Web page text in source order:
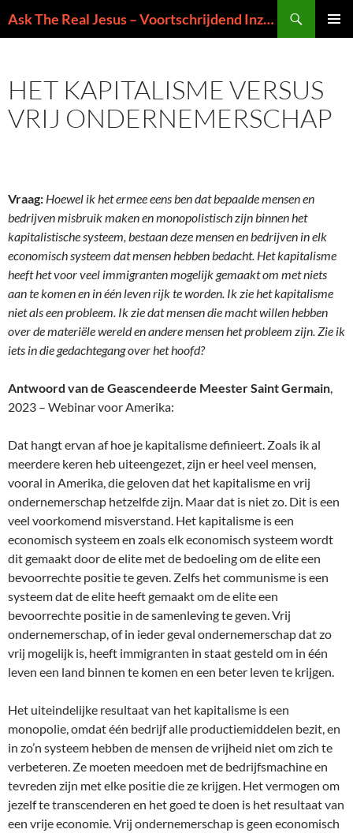
naar
Ask The Real Jesus – Voortschrijdend Inzicht in de Zin van het Leven
HET KAPITALISME VERSUS
VRIJ ONDERNEMERSCHAP
Vraag: Hoewel ik het ermee eens ben dat bepaalde mensen en
bedrijven misbruik maken en monopolistisch zijn binnen het
kapitalistische systeem, bestaan deze mensen en bedrijven in elk
economisch systeem dat mensen hebben bedacht. Het kapitalisme
heeft het voor veel immigranten mogelijk gemaakt om met niets
aan te komen en in één leven rijk te worden. Ik zie het kapitalisme
niet als een probleem. Ik zie dat mensen die macht willen hebben
over de materiële wereld en andere mensen het probleem zijn. Zie ik
iets in die gedachtegang over het hoofd?
Antwoord van de Geascendeerde Meester Saint Germain,
2023 – Webinar voor Amerika:
Dat hangt ervan af hoe je kapitalisme definieert. Zoals ik al
meerdere keren heb uiteengezet, zijn er heel veel mensen,
vooral in Amerika, die geloven dat het kapitalisme en vrij
ondernemerschap hetzelfde zijn. Maar dat is niet zo. Dit is een
veel voorkomend misverstand. Het kapitalisme is een
economisch systeem en zoals elk economisch systeem wordt
dit gemaakt door de elite met de bedoeling om de elite een
bevoorrechte positie te geven. Zelfs het communisme is een
systeem dat de elite heeft gemaakt om de elite een
bevoorrechte positie in de samenleving te geven. Vrij
ondernemerschap, of in ieder geval ondernemerschap dat zo
vrij mogelijk is, heeft immigranten in staat gesteld om in één
leven een land binnen te komen en een beter leven te krijgen.
Het uiteindelijke resultaat van het kapitalisme is een
monopolie, omdat één bedrijf alle productiemiddelen bezit, en
in zo’n systeem hebben de mensen de vrijheid niet om zich te
verbeteren. Ze moeten meedoen met de bedrijfsmachine en
tevreden zijn met elke positie die ze krijgen. Het vermogen om
jezelf te transcenderen en het goed te doen is het resultaat van
een vrije economie. Vrij ondernemerschap is geen economisch